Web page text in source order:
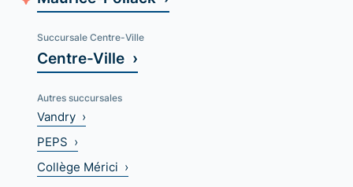
Succursale Centre-Ville
Centre-Ville ›
Autres succursales
Vandry ›
PEPS ›
Collège Mérici ›